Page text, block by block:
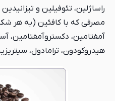
راساژلین، تئوفیلین و
مصرفی که با کافئین (به هر
آمفتامین، دکستروآمفتامین،
هیدروکودون، ترامادول،